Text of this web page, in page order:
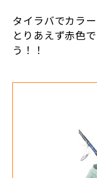
タイラバでカラ
とりあえず赤色
う！！